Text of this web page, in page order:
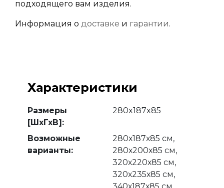
подходящего вам изделия.
Информация о доставке и гарантии.
Характеристики
Размеры
[ШхГхВ]:
280x187x85
Возможные
варианты:
280х187х85 см,
280х200х85 см,
320х220х85 см,
320х235х85 см,